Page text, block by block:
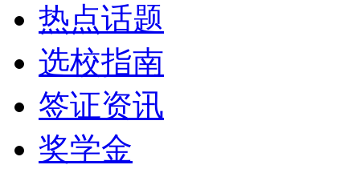
热点话题
选校指南
签证资讯
奖学金